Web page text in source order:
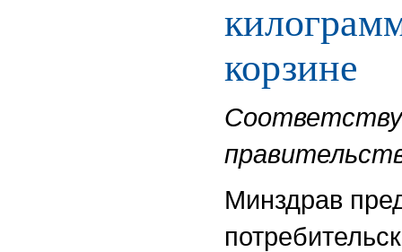
корзине
Минздрав